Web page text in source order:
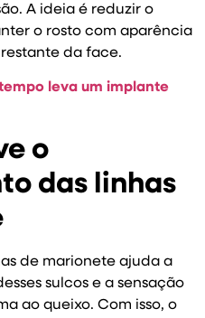
A ideia é reduzir o
o rosto com aparência
da face.
leva um implante
o
das linhas
de marionete ajuda a
sulcos e a sensação
ao queixo. Com isso, o